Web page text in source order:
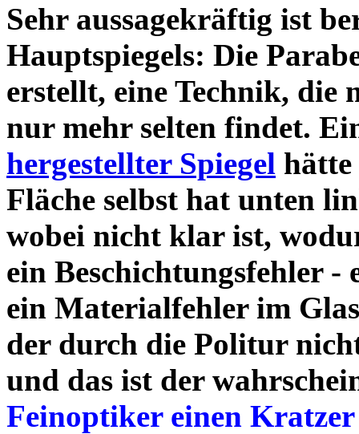
Sehr aussagekräftig ist
Hauptspiegels: Die
erstellt, eine Technik, die
nur mehr selten findet.
hergestellter Spiegel
Fläche selbst hat unten
wobei nicht klar ist,
ein Beschichtungsfehler
ein Materialfehler im
der durch die Politur
und das ist der
Feinoptiker einen